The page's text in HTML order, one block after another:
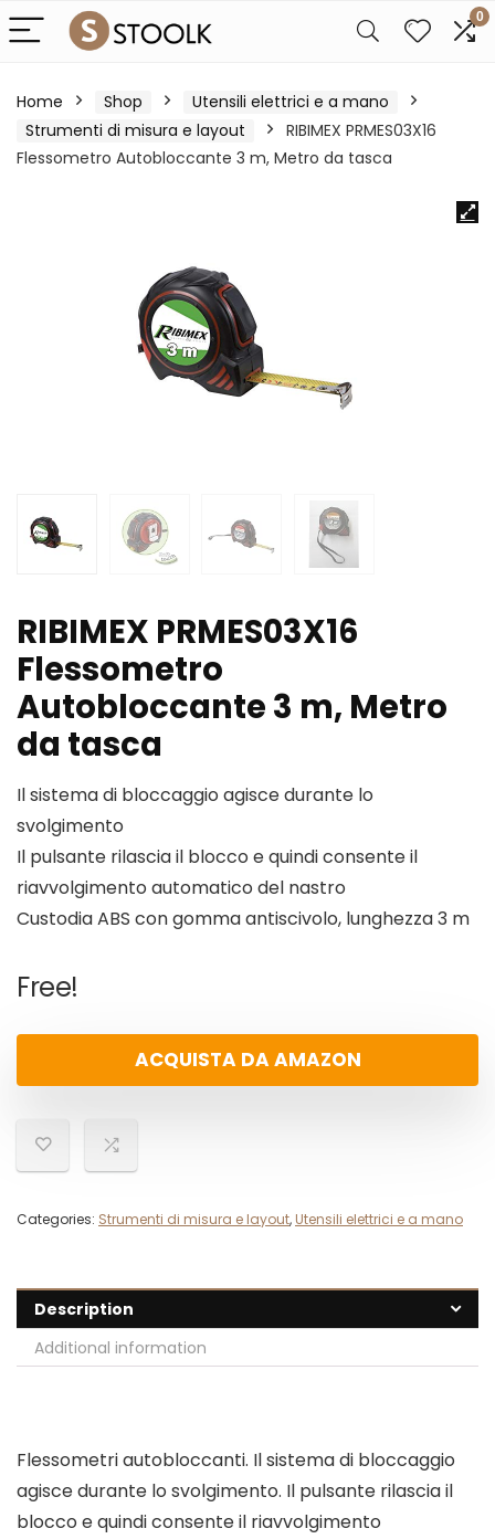
0
Home Shop
Utensili elettrici e a mano
Strumenti di misura e layout
RIBIMEX PRMES03X16
Flessometro Autobloccante 3 m, Metro da tasca
RIBIMEX PRMES03X16
Flessometro
Autobloccante 3 m, Metro
da tasca
Il sistema di bloccaggio agisce durante lo
svolgimento
Il pulsante rilascia il blocco e quindi consente il
riavvolgimento automatico del nastro
Custodia ABS con gomma antiscivolo, lunghezza 3 m
Free!
ACQUISTA DA AMAZON
Categories: Strumenti di misura e layout, Utensili elettrici e a mano
Description
Additional information
Flessometri autobloccanti. Il sistema di bloccaggio
agisce durante lo svolgimento. Il pulsante rilascia il
blocco e quindi consente il riavvolgimento